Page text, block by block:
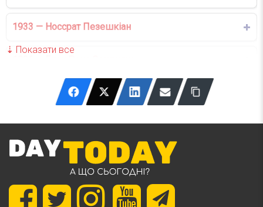
1933 — Носсрат Пезешкіан
1918 — Василь Забашта
1907 — Варлам Шаламов
1881 — Олександр Пучківський
1845 — Шарль Луї Альфонс Лаверан